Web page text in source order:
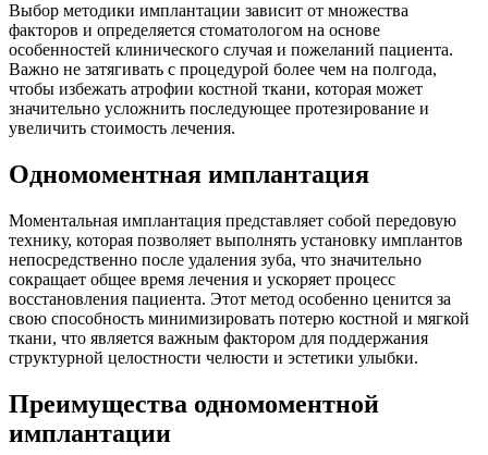
Выбор методики имплантации зависит от множества
факторов и определяется стоматологом на основе
особенностей клинического случая и пожеланий пациента.
Важно не затягивать с процедурой более чем на полгода,
чтобы избежать атрофии костной ткани, которая может
значительно усложнить последующее протезирование и
увеличить стоимость лечения.
Одномоментная имплантация
Моментальная имплантация представляет собой передовую
технику, которая позволяет выполнять установку имплантов
непосредственно после удаления зуба, что значительно
сокращает общее время лечения и ускоряет процесс
восстановления пациента. Этот метод особенно ценится за
свою способность минимизировать потерю костной и мягкой
ткани, что является важным фактором для поддержания
структурной целостности челюсти и эстетики улыбки.
Преимущества одномоментной
имплантации